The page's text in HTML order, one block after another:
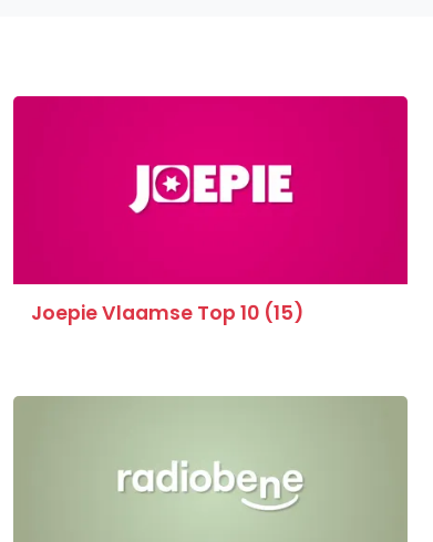
Joepie Vlaamse Top 10 (15)